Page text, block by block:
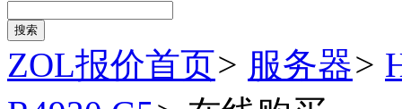
ZOL报价首页> 服务器>